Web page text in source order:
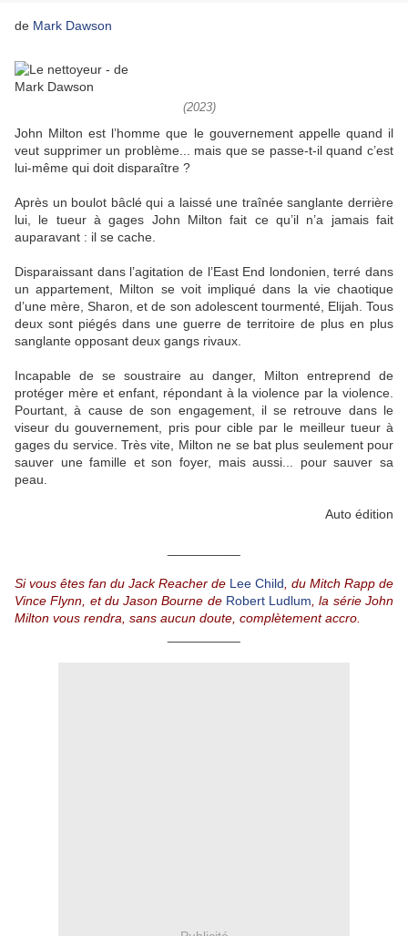
de Mark Dawson
(2023)
John Milton est l’homme que le gouvernement appelle quand il
veut supprimer un problème... mais que se passe-t-il quand c’est
lui-même qui doit disparaître ?
Après un boulot bâclé qui a laissé une traînée sanglante derrière
lui, le tueur à gages John Milton fait ce qu’il n’a jamais fait
auparavant : il se cache.
Disparaissant dans l’agitation de l’East End londonien, terré dans
un appartement, Milton se voit impliqué dans la vie chaotique
d’une mère, Sharon, et de son adolescent tourmenté, Elijah. Tous
deux sont piégés dans une guerre de territoire de plus en plus
sanglante opposant deux gangs rivaux.
Incapable de se soustraire au danger, Milton entreprend de
protéger mère et enfant, répondant à la violence par la violence.
Pourtant, à cause de son engagement, il se retrouve dans le
viseur du gouvernement, pris pour cible par le meilleur tueur à
gages du service. Très vite, Milton ne se bat plus seulement pour
sauver une famille et son foyer, mais aussi... pour sauver sa
peau.
Auto édition
Si vous êtes fan du Jack Reacher de Lee Child , du Mitch Rapp de
Vince Flynn, et du Jason Bourne de Robert Ludlum , la série John
Milton vous rendra, sans aucun doute, complètement accro.